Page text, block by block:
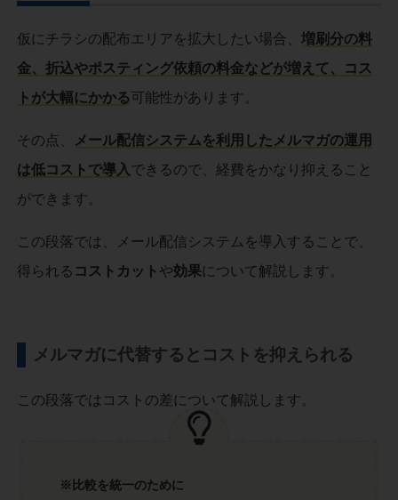
仮にチラシの配布エリアを拡大したい場合、増刷分の料
金、折込やポスティング依頼の料金などが増えて、コス
トが大幅にかかる可能性があります。
その点、 メール配信システムを利用したメルマガの運用
は低コストで導入できるので、経費をかなり抑えること
ができます。
この段落では、メール配信システムを導入することで、
得られる コストカット や効果について解説します。
メルマガに代替するとコストを抑えられる
この段落ではコストの差について解説します。
※比較を統一のために